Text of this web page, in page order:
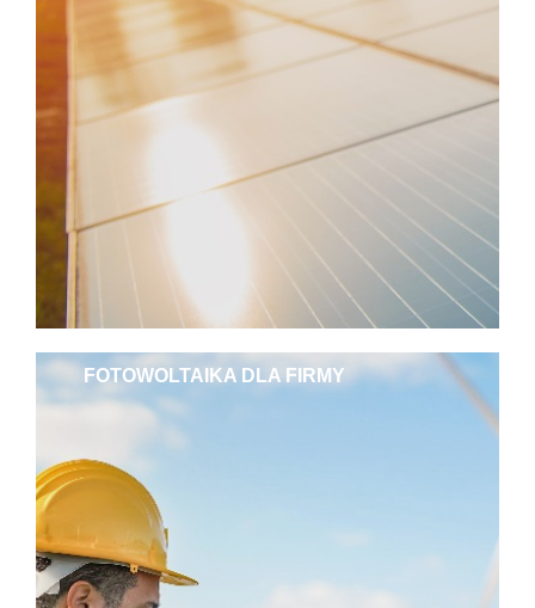
FOTOWOLTAIKA DLA FIRMY